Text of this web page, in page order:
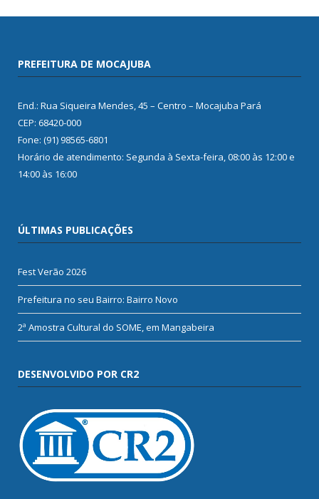
PREFEITURA DE MOCAJUBA
End.: Rua Siqueira Mendes, 45 – Centro – Mocajuba Pará
CEP: 68420-000
Fone: (91) 98565-6801
Horário de atendimento: Segunda à Sexta-feira, 08:00 às 12:00 e
14:00 às 16:00
ÚLTIMAS PUBLICAÇÕES
Fest Verão 2026
Prefeitura no seu Bairro: Bairro Novo
2ª Amostra Cultural do SOME, em Mangabeira
DESENVOLVIDO POR CR2